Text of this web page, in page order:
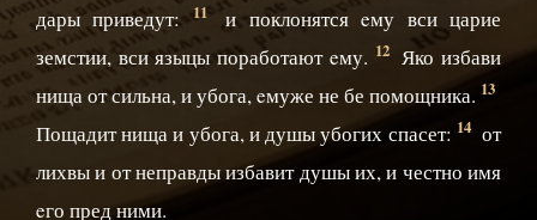
дары приведут:
11
и поклонятся eму вси царие
земстии, вси языцы поработают eму. 12 Яко избави
нища от сильна, и убога, eмуже не бе помощника. 13
Пощадит нища и убога, и душы убогих спасет: 14 от
лихвы и от неправды избавит душы их, и честно имя
eго пред ними.